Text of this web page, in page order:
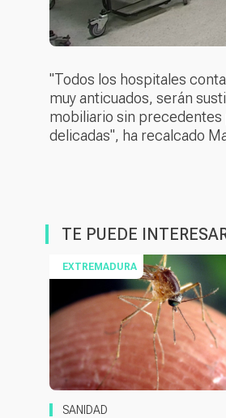
"Todos los hospitales
muy anticuados, serán
mobiliario sin precedentes
delicadas", ha recalcado
TE PUEDE
EXTREMADURA
SANIDAD